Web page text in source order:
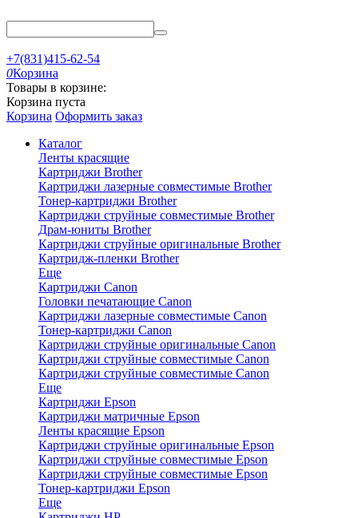
+7(831)415-62-54
0Корзина
Товары в корзине:
Корзина пуста
Корзина Оформить заказ
Каталог
Ленты красящие
Картриджи Brother
Картриджи лазерные совместимые Brother
Тонер-картриджи Brother
Картриджи струйные совместимые Brother
Драм-юниты Brother
Картриджи струйные оригинальные Brother
Картридж-пленки Brother
Еще
Картриджи Canon
Головки печатающие Canon
Картриджи лазерные совместимые Canon
Тонер-картриджи Canon
Картриджи струйные оригинальные Canon
Картриджи струйные совместимые Canon
Картриджи струйные совместимые Canon
Еще
Картриджи Epson
Картриджи матричные Epson
Ленты красящие Epson
Картриджи струйные оригинальные Epson
Картриджи струйные совместимые Epson
Картриджи струйные совместимые Epson
Тонер-картриджи Epson
Еще